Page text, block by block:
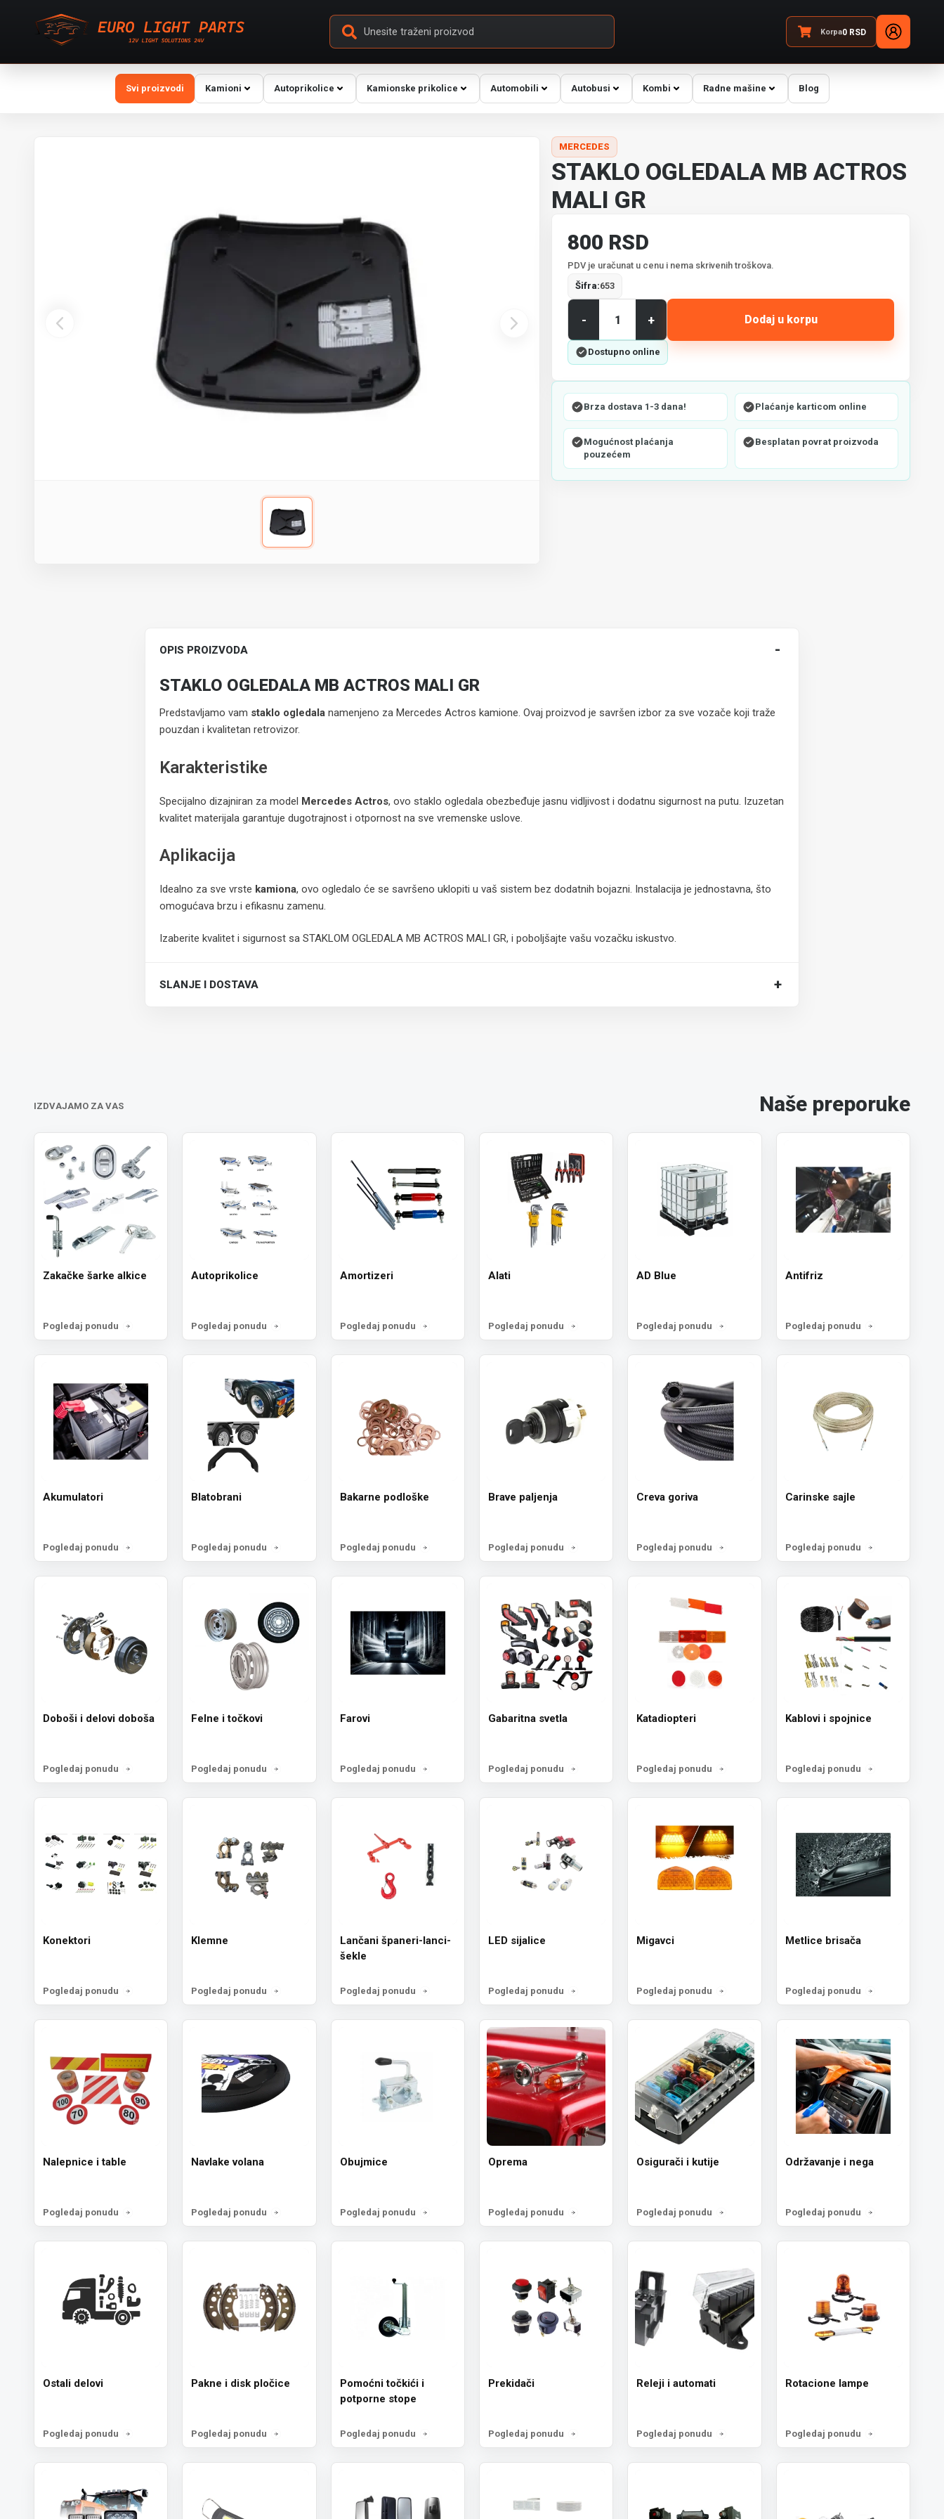
Korpa0RSD
Svi proizvodi Kamioni Autoprikolice Kamionske prikolice Automobili Autobusi Kombi Radne mašine Blog
MERCEDES
STAKLO OGLEDALA MB ACTROS
MALI GR
800 RSD
PDV je uračunat u cenu i nema skrivenih troškova.
Šifra:653
- + Dodaj u korpu
Dostupno online
Brza dostava 1-3 dana! Plaćanje karticom online
Mogućnost plaćanja
pouzećem
Besplatan povrat proizvoda
OPIS PROIZVODA
STAKLO OGLEDALA MB ACTROS MALI GR
Predstavljamo vam staklo ogledala namenjeno za Mercedes Actros kamione. Ovaj proizvod je savršen izbor za sve vozače koji traže
pouzdan i kvalitetan retrovizor.
Karakteristike
Specijalno dizajniran za model Mercedes Actros, ovo staklo ogledala obezbeđuje jasnu vidljivost i dodatnu sigurnost na putu. Izuzetan
kvalitet materijala garantuje dugotrajnost i otpornost na sve vremenske uslove.
Aplikacija
Idealno za sve vrste kamiona, ovo ogledalo će se savršeno uklopiti u vaš sistem bez dodatnih bojazni. Instalacija je jednostavna, što
omogućava brzu i efikasnu zamenu.
Izaberite kvalitet i sigurnost sa STAKLOM OGLEDALA MB ACTROS MALI GR, i poboljšajte vašu vozačku iskustvo.
-
SLANJE I DOSTAVA +
IZDVAJAMO ZA VAS Naše preporuke
Zakačke šarke alkice
Pogledaj ponudu
Autoprikolice
Pogledaj ponudu
Amortizeri
Pogledaj ponudu
Alati
Pogledaj ponudu
AD Blue
Pogledaj ponudu
Antifriz
Pogledaj ponudu
Akumulatori
Pogledaj ponudu
Blatobrani
Pogledaj ponudu
Bakarne podloške
Pogledaj ponudu
Brave paljenja
Pogledaj ponudu
Creva goriva
Pogledaj ponudu
Carinske sajle
Pogledaj ponudu
Doboši i delovi doboša
Pogledaj ponudu
Felne i točkovi
Pogledaj ponudu
Farovi
Pogledaj ponudu
Gabaritna svetla
Pogledaj ponudu
Katadiopteri
Pogledaj ponudu
Kablovi i spojnice
Pogledaj ponudu
Konektori
Pogledaj ponudu
Klemne
Pogledaj ponudu
Lančani španeri-lanci-
šekle
Pogledaj ponudu
LED sijalice
Pogledaj ponudu
Migavci
Pogledaj ponudu
Metlice brisača
Pogledaj ponudu
Nalepnice i table
Pogledaj ponudu
Navlake volana
Pogledaj ponudu
Obujmice
Pogledaj ponudu
Oprema
Pogledaj ponudu
Osigurači i kutije
Pogledaj ponudu
Održavanje i nega
Pogledaj ponudu
Ostali delovi
Pogledaj ponudu
Pakne i disk pločice
Pogledaj ponudu
Pomoćni točkići i
potporne stope
Pogledaj ponudu
Prekidači
Pogledaj ponudu
Releji i automati
Pogledaj ponudu
Rotacione lampe
Pogledaj ponudu
Email
Prijavi se!
Ne, hvala